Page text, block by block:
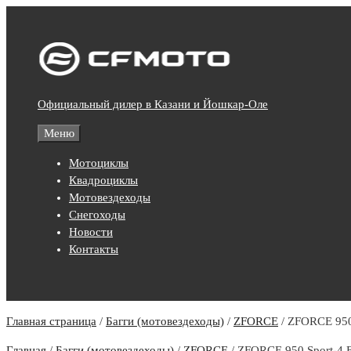
content
Официальный дилер в Казани и Йошкар-Оле
Меню
Мотоциклы
Квадроциклы
Мотовездеходы
Снегоходы
Новости
Контакты
Главная страница / Багги (мотовездеходы) / ZFORCE / ZFORCE